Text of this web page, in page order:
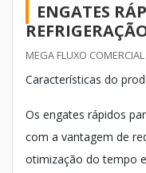
ENGATES
MEGA FLUXO
Características do
Os engates rápidos
com a vantagem de
otimização do tempo